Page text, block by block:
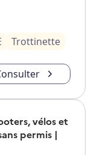
Trottinette
vélos et
permis |